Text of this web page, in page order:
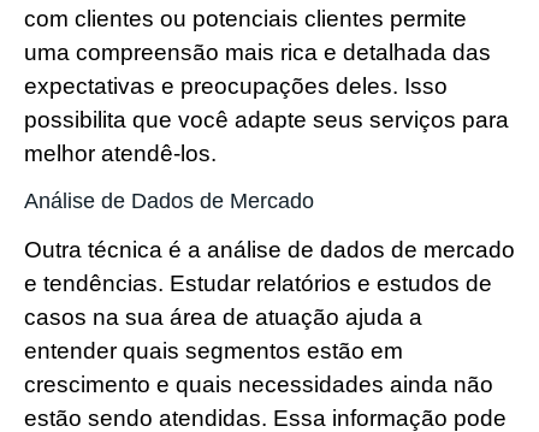
com clientes ou potenciais clientes permite
uma compreensão mais rica e detalhada das
expectativas e preocupações deles. Isso
possibilita que você adapte seus serviços para
melhor atendê-los.
Análise de Dados de Mercado
Outra técnica é a análise de dados de mercado
e tendências. Estudar relatórios e estudos de
casos na sua área de atuação ajuda a
entender quais segmentos estão em
crescimento e quais necessidades ainda não
estão sendo atendidas. Essa informação pode